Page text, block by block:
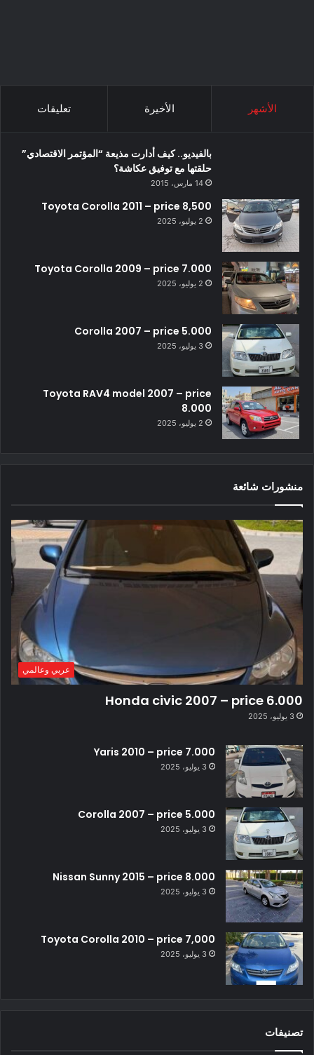
الأشهر الأخيرة تعليقات
بالفيديو.. كيف أدارت مذيعة “المؤتمر الاقتصادي”
حلقتها مع توفيق عكاشة؟
14 مارس، 2015
Toyota Corolla 2011 – price 8,500
2 يوليو، 2025
Toyota Corolla 2009 – price 7.000
2 يوليو، 2025
Corolla 2007 – price 5.000
3 يوليو، 2025
Toyota RAV4 model 2007 – price
8.000
2 يوليو، 2025
منشورات شائعة
عربي وعالمي
Honda civic 2007 – price 6.000
3 يوليو، 2025
Yaris 2010 – price 7.000
3 يوليو، 2025
Corolla 2007 – price 5.000
3 يوليو، 2025
Nissan Sunny 2015 – price 8.000
3 يوليو، 2025
Toyota Corolla 2010 – price 7,000
3 يوليو، 2025
تصنيفات